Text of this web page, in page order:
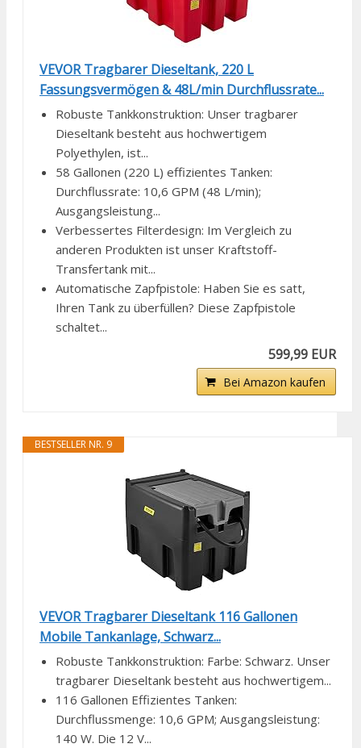
VEVOR Tragbarer Dieseltank, 220 L
Fassungsvermögen & 48L/min Durchflussrate...
Robuste Tankkonstruktion: Unser tragbarer
Dieseltank besteht aus hochwertigem
Polyethylen, ist...
58 Gallonen (220 L) effizientes Tanken:
Durchflussrate: 10,6 GPM (48 L/min);
Ausgangsleistung...
Verbessertes Filterdesign: Im Vergleich zu
anderen Produkten ist unser Kraftstoff-
Transfertank mit...
Automatische Zapfpistole: Haben Sie es satt,
Ihren Tank zu überfüllen? Diese Zapfpistole
schaltet...
599,99 EUR
Bei Amazon kaufen
BESTSELLER NR. 9
VEVOR Tragbarer Dieseltank 116 Gallonen
Mobile Tankanlage, Schwarz...
Robuste Tankkonstruktion: Farbe: Schwarz. Unser
tragbarer Dieseltank besteht aus hochwertigem...
116 Gallonen Effizientes Tanken:
Durchflussmenge: 10,6 GPM; Ausgangsleistung:
140 W. Die 12 V...